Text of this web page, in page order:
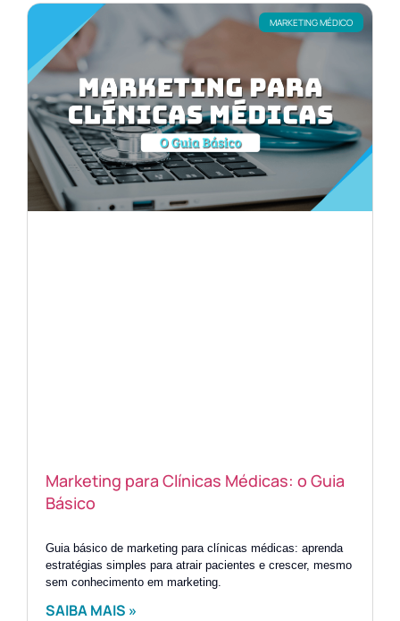
MARKETING MÉDICO
Marketing para Clínicas Médicas: o Guia
Básico
Guia básico de marketing para clínicas médicas: aprenda
estratégias simples para atrair pacientes e crescer, mesmo
sem conhecimento em marketing.
SAIBA MAIS »